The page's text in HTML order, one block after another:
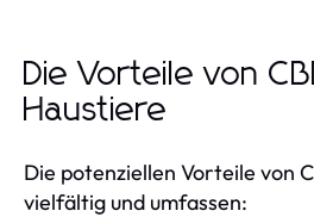
Die Vorteile von
Haustiere
Die potenziellen Vorteile von
vielfältig und umfassen: